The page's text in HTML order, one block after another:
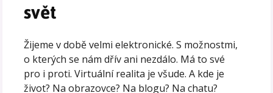
svět
Žijeme v době velmi elektronické. S možnostmi,
o kterých se nám dřív ani nezdálo. Má to své
pro i proti. Virtuální realita je všude. A kde je
život? Na obrazovce? Na blogu? Na chatu?